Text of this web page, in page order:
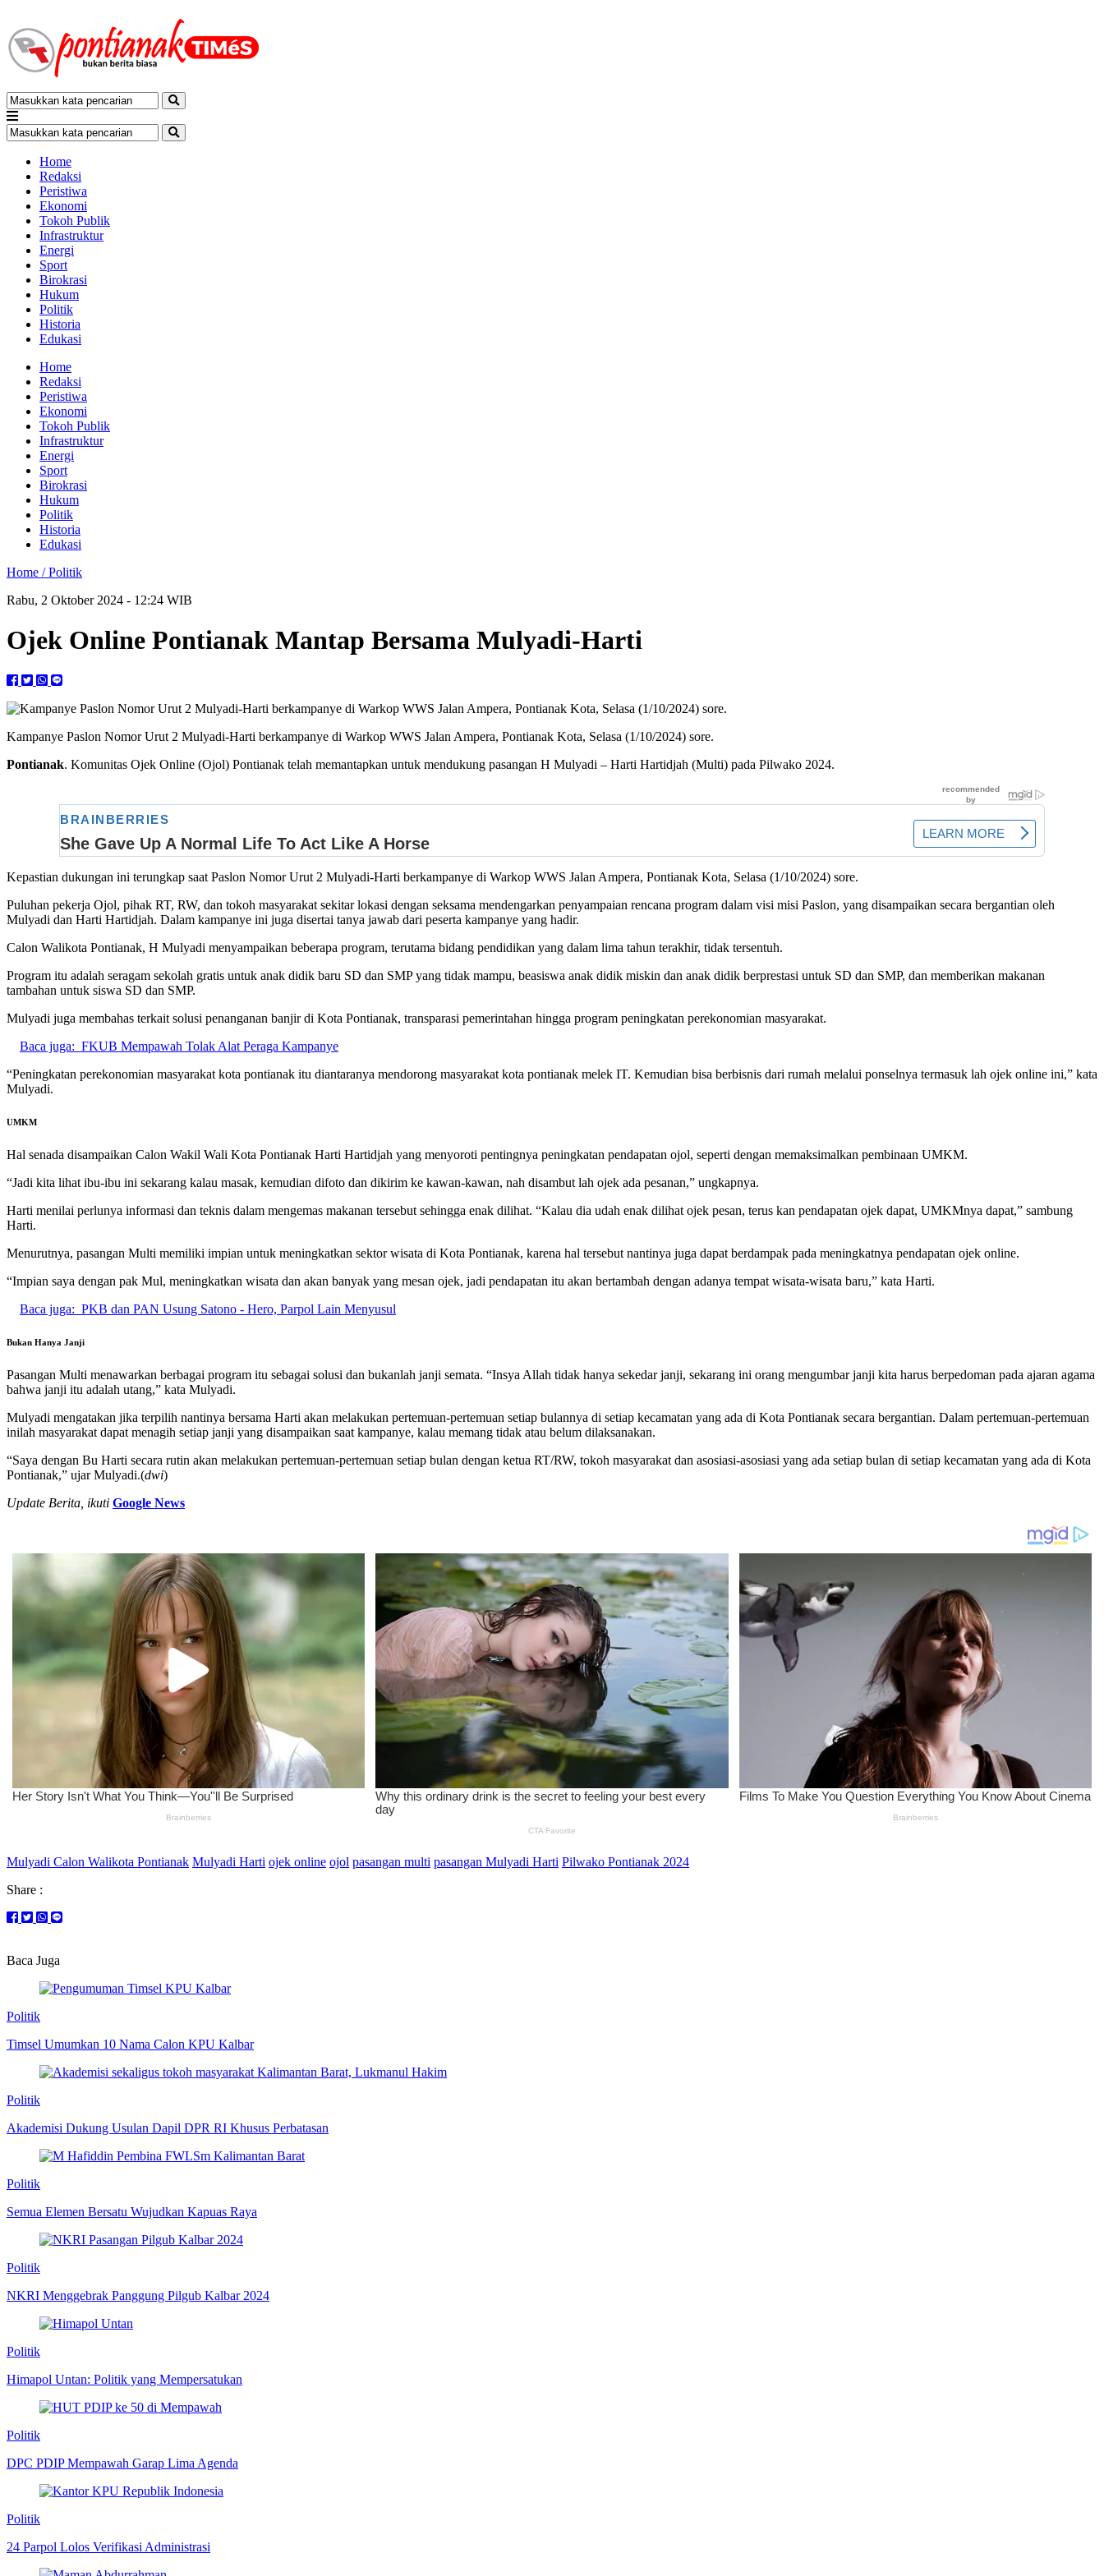
Home
Redaksi
Peristiwa
Ekonomi
Tokoh Publik
Infrastruktur
Energi
Sport
Birokrasi
Hukum
Politik
Historia
Edukasi
Home
Redaksi
Peristiwa
Ekonomi
Tokoh Publik
Infrastruktur
Energi
Sport
Birokrasi
Hukum
Politik
Historia
Edukasi
Home /Politik
Rabu, 2 Oktober 2024 - 12:24 WIB
Ojek Online Pontianak Mantap Bersama Mulyadi-Harti
Kampanye Paslon Nomor Urut 2 Mulyadi-Harti berkampanye di Warkop WWS Jalan Ampera, Pontianak Kota, Selasa (1/10/2024) sore.
Pontianak. Komunitas Ojek Online (Ojol) Pontianak telah memantapkan untuk mendukung pasangan H Mulyadi – Harti Hartidjah (Multi) pada Pilwako 2024.
Kepastian dukungan ini terungkap saat Paslon Nomor Urut 2 Mulyadi-Harti berkampanye di Warkop WWS Jalan Ampera, Pontianak Kota, Selasa (1/10/2024) sore.
Puluhan pekerja Ojol, pihak RT, RW, dan tokoh masyarakat sekitar lokasi dengan seksama mendengarkan penyampaian rencana program dalam visi misi Paslon, yang disampaikan secara bergantian oleh
Mulyadi dan Harti Hartidjah. Dalam kampanye ini juga disertai tanya jawab dari peserta kampanye yang hadir.
Calon Walikota Pontianak, H Mulyadi menyampaikan beberapa program, terutama bidang pendidikan yang dalam lima tahun terakhir, tidak tersentuh.
Program itu adalah seragam sekolah gratis untuk anak didik baru SD dan SMP yang tidak mampu, beasiswa anak didik miskin dan anak didik berprestasi untuk SD dan SMP, dan memberikan makanan
tambahan untuk siswa SD dan SMP.
Mulyadi juga membahas terkait solusi penanganan banjir di Kota Pontianak, transparasi pemerintahan hingga program peningkatan perekonomian masyarakat.
Baca juga: FKUB Mempawah Tolak Alat Peraga Kampanye
“Peningkatan perekonomian masyarakat kota pontianak itu diantaranya mendorong masyarakat kota pontianak melek IT. Kemudian bisa berbisnis dari rumah melalui ponselnya termasuk lah ojek online ini,” kata
Mulyadi.
UMKM
Hal senada disampaikan Calon Wakil Wali Kota Pontianak Harti Hartidjah yang menyoroti pentingnya peningkatan pendapatan ojol, seperti dengan memaksimalkan pembinaan UMKM.
“Jadi kita lihat ibu-ibu ini sekarang kalau masak, kemudian difoto dan dikirim ke kawan-kawan, nah disambut lah ojek ada pesanan,” ungkapnya.
Harti menilai perlunya informasi dan teknis dalam mengemas makanan tersebut sehingga enak dilihat. “Kalau dia udah enak dilihat ojek pesan, terus kan pendapatan ojek dapat, UMKMnya dapat,” sambung
Harti.
Menurutnya, pasangan Multi memiliki impian untuk meningkatkan sektor wisata di Kota Pontianak, karena hal tersebut nantinya juga dapat berdampak pada meningkatnya pendapatan ojek online.
“Impian saya dengan pak Mul, meningkatkan wisata dan akan banyak yang mesan ojek, jadi pendapatan itu akan bertambah dengan adanya tempat wisata-wisata baru,” kata Harti.
Baca juga: PKB dan PAN Usung Satono - Hero, Parpol Lain Menyusul
Bukan Hanya Janji
Pasangan Multi menawarkan berbagai program itu sebagai solusi dan bukanlah janji semata. “Insya Allah tidak hanya sekedar janji, sekarang ini orang mengumbar janji kita harus berpedoman pada ajaran agama
bahwa janji itu adalah utang,” kata Mulyadi.
Mulyadi mengatakan jika terpilih nantinya bersama Harti akan melakukan pertemuan-pertemuan setiap bulannya di setiap kecamatan yang ada di Kota Pontianak secara bergantian. Dalam pertemuan-pertemuan
inilah masyarakat dapat menagih setiap janji yang disampaikan saat kampanye, kalau memang tidak atau belum dilaksanakan.
“Saya dengan Bu Harti secara rutin akan melakukan pertemuan-pertemuan setiap bulan dengan ketua RT/RW, tokoh masyarakat dan asosiasi-asosiasi yang ada setiap bulan di setiap kecamatan yang ada di Kota
Pontianak,” ujar Mulyadi.(dwi)
Update Berita, ikuti Google News
Mulyadi Calon Walikota Pontianak Mulyadi Harti ojek online ojol pasangan multi pasangan Mulyadi Harti Pilwako Pontianak 2024
Share :
Baca Juga
Politik
Timsel Umumkan 10 Nama Calon KPU Kalbar
Politik
Akademisi Dukung Usulan Dapil DPR RI Khusus Perbatasan
Politik
Semua Elemen Bersatu Wujudkan Kapuas Raya
Politik
NKRI Menggebrak Panggung Pilgub Kalbar 2024
Politik
Himapol Untan: Politik yang Mempersatukan
Politik
DPC PDIP Mempawah Garap Lima Agenda
Politik
24 Parpol Lolos Verifikasi Administrasi